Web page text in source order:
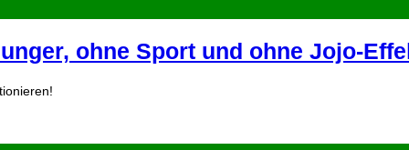
ohne Sport und ohne Jojo-